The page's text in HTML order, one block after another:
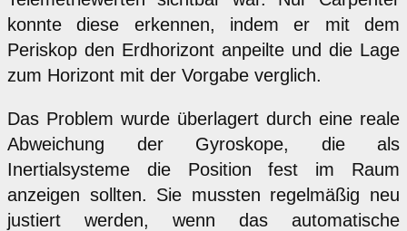
konnte diese erkennen, indem er mit dem
Periskop den Erdhorizont anpeilte und die Lage
zum Horizont mit der Vorgabe verglich.
Das Problem wurde überlagert durch eine reale
Abweichung der Gyroskope, die als
Inertialsysteme die Position fest im Raum
anzeigen sollten. Sie mussten regelmäßig neu
justiert werden, wenn das automatische